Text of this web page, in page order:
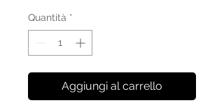
Quantità *
Aggiungi al carrello